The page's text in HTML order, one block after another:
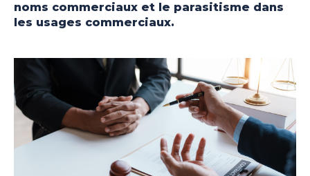
noms commerciaux et le parasitisme dans
les usages commerciaux.